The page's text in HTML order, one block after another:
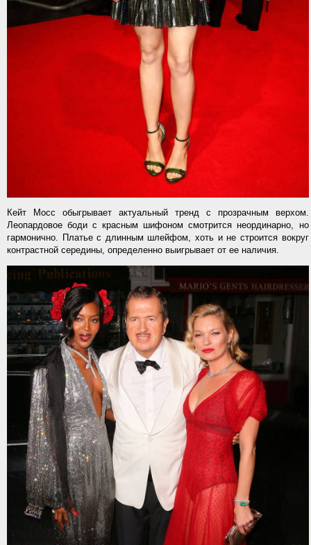
Кейт Мосс обыгрывает актуальный тренд с прозрачным верхом.
Леопардовое боди с красным шифоном смотрится неординарно, но
гармонично. Платье с длинным шлейфом, хоть и не строится вокруг
контрастной середины, определенно выигрывает от ее наличия.